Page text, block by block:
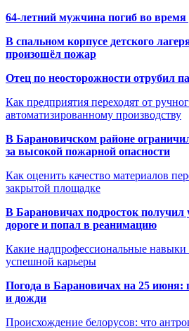
64-летний мужчина погиб во
В спальном корпусе детского
произошёл пожар
Отец по неосторожности отрубил
Как предприятия переходят от
автоматизированному производству
В Барановичском районе
за высокой пожарной опасности
Как оценить качество материалов
закрытой площадке
В Барановичах подросток получил
дороге и попал в реанимацию
Какие надпрофессиональные навыки
успешной карьеры
Погода в Барановичах на 25 июня:
и дожди
Происхождение белорусов: что